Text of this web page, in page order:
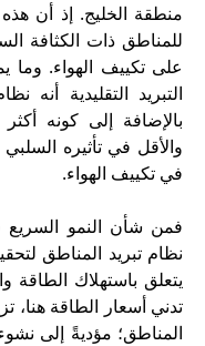
منطقة الخليج. إذ أن هذه
للمناطق ذات الكثافة
على تكييف الهواء. وما
التبريد التقليدية أنه
بالإضافة إلى كونه
والأقل في تأثيره السلبي
في تكييف الهواء.
فمن شأن النمو
نظام تبريد المناطق
يتعلق باستهلاك الطاقة
تدني أسعار الطاقة هنا،
المناطق؛ مؤديةً إلى